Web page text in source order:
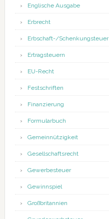
Englische Ausgabe
Erbrecht
Erbschaft-/Schenkungsteuer
Ertragsteuern
EU-Recht
Festschriften
Finanzierung
Formularbuch
Gemeinnützigkeit
Gesellschaftsrecht
Gewerbesteuer
Gewinnspiel
Großbritannien